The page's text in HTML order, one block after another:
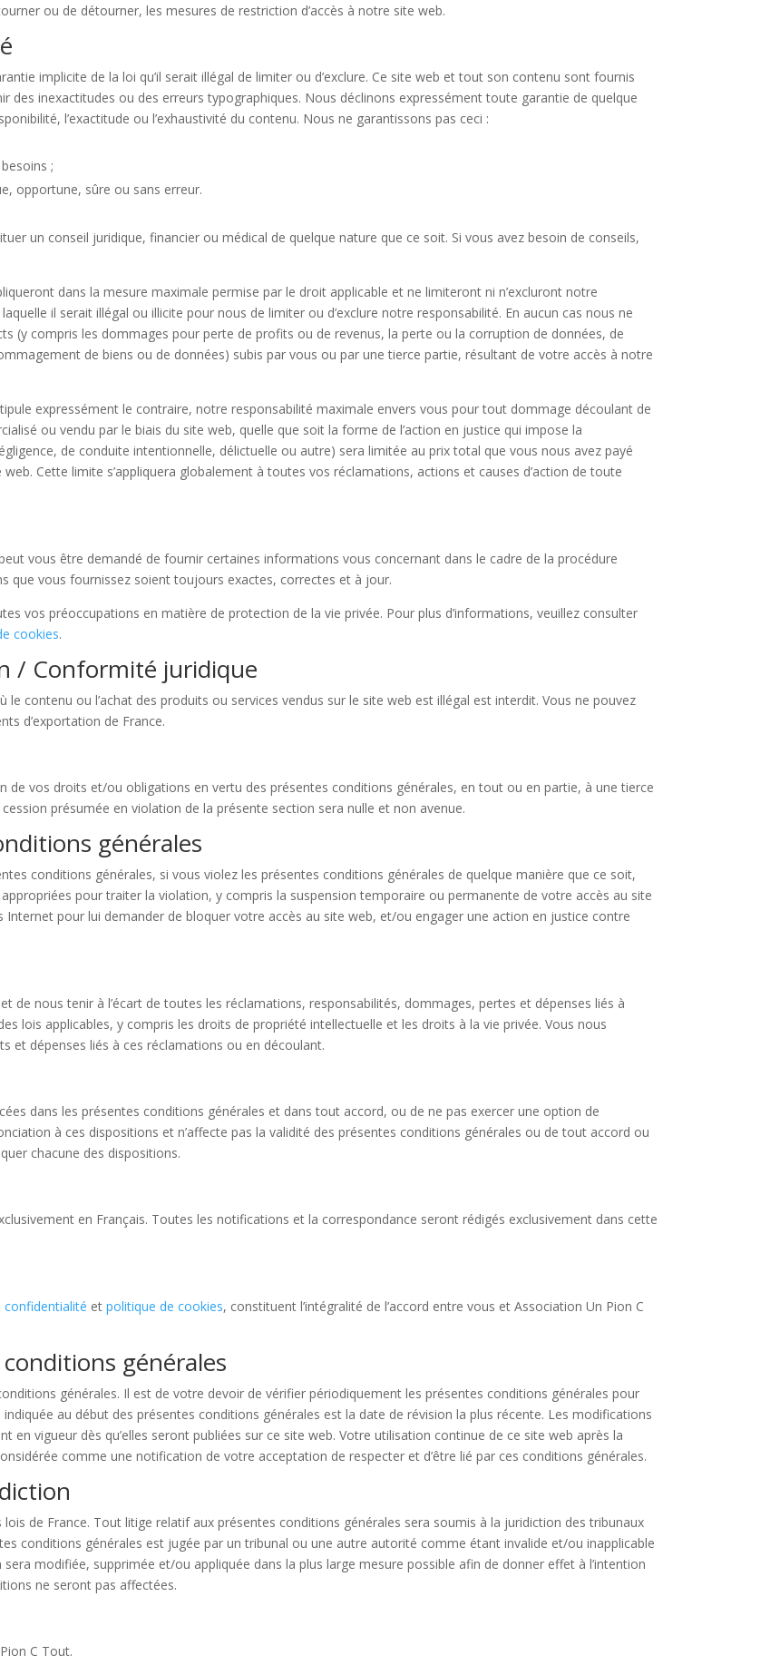
ou de détourner, les mesures de restriction d’accès à notre site web.
implicite de la loi qu’il serait illégal de limiter ou d’exclure. Ce site web et tout son contenu sont fournis
des inexactitudes ou des erreurs typographiques. Nous déclinons expressément toute garantie de quelque
l’exactitude ou l’exhaustivité du contenu. Nous ne garantissons pas ceci :
;
opportune, sûre ou sans erreur.
un conseil juridique, financier ou médical de quelque nature que ce soit. Si vous avez besoin de conseils,
dans la mesure maximale permise par le droit applicable et ne limiteront ni n’excluront notre
il serait illégal ou illicite pour nous de limiter ou d’exclure notre responsabilité. En aucun cas nous ne
(y compris les dommages pour perte de profits ou de revenus, la perte ou la corruption de données, de
de biens ou de données) subis par vous ou par une tierce partie, résultant de votre accès à notre
expressément le contraire, notre responsabilité maximale envers vous pour tout dommage découlant de
ou vendu par le biais du site web, quelle que soit la forme de l’action en justice qui impose la
de conduite intentionnelle, délictuelle ou autre) sera limitée au prix total que vous nous avez payé
Cette limite s’appliquera globalement à toutes vos réclamations, actions et causes d’action de toute
vous être demandé de fournir certaines informations vous concernant dans le cadre de la procédure
que vous fournissez soient toujours exactes, correctes et à jour.
vos préoccupations en matière de protection de la vie privée. Pour plus d’informations, veuillez consulter
cookies.
/ Conformité juridique
le contenu ou l’achat des produits ou services vendus sur le site web est illégal est interdit. Vous ne pouvez
d’exportation de France.
de vos droits et/ou obligations en vertu des présentes conditions générales, en tout ou en partie, à une tierce
présumée en violation de la présente section sera nulle et non avenue.
générales
conditions générales, si vous violez les présentes conditions générales de quelque manière que ce soit,
pour traiter la violation, y compris la suspension temporaire ou permanente de votre accès au site
Internet pour lui demander de bloquer votre accès au site web, et/ou engager une action en justice contre
de nous tenir à l’écart de toutes les réclamations, responsabilités, dommages, pertes et dépenses liés à
lois applicables, y compris les droits de propriété intellectuelle et les droits à la vie privée. Vous nous
et dépenses liés à ces réclamations ou en découlant.
dans les présentes conditions générales et dans tout accord, ou de ne pas exercer une option de
à ces dispositions et n’affecte pas la validité des présentes conditions générales ou de tout accord ou
chacune des dispositions.
en Français. Toutes les notifications et la correspondance seront rédigés exclusivement dans cette
confidentialité etpolitique de cookies, constituent l’intégralité de l’accord entre vous et Association Un Pion C
générales
générales. Il est de votre devoir de vérifier périodiquement les présentes conditions générales pour
au début des présentes conditions générales est la date de révision la plus récente. Les modifications
en vigueur dès qu’elles seront publiées sur ce site web. Votre utilisation continue de ce site web après la
comme une notification de votre acceptation de respecter et d’être lié par ces conditions générales.
de France. Tout litige relatif aux présentes conditions générales sera soumis à la juridiction des tribunaux
conditions générales est jugée par un tribunal ou une autre autorité comme étant invalide et/ou inapplicable
modifiée, supprimée et/ou appliquée dans la plus large mesure possible afin de donner effet à l’intention
ne seront pas affectées.
C Tout.